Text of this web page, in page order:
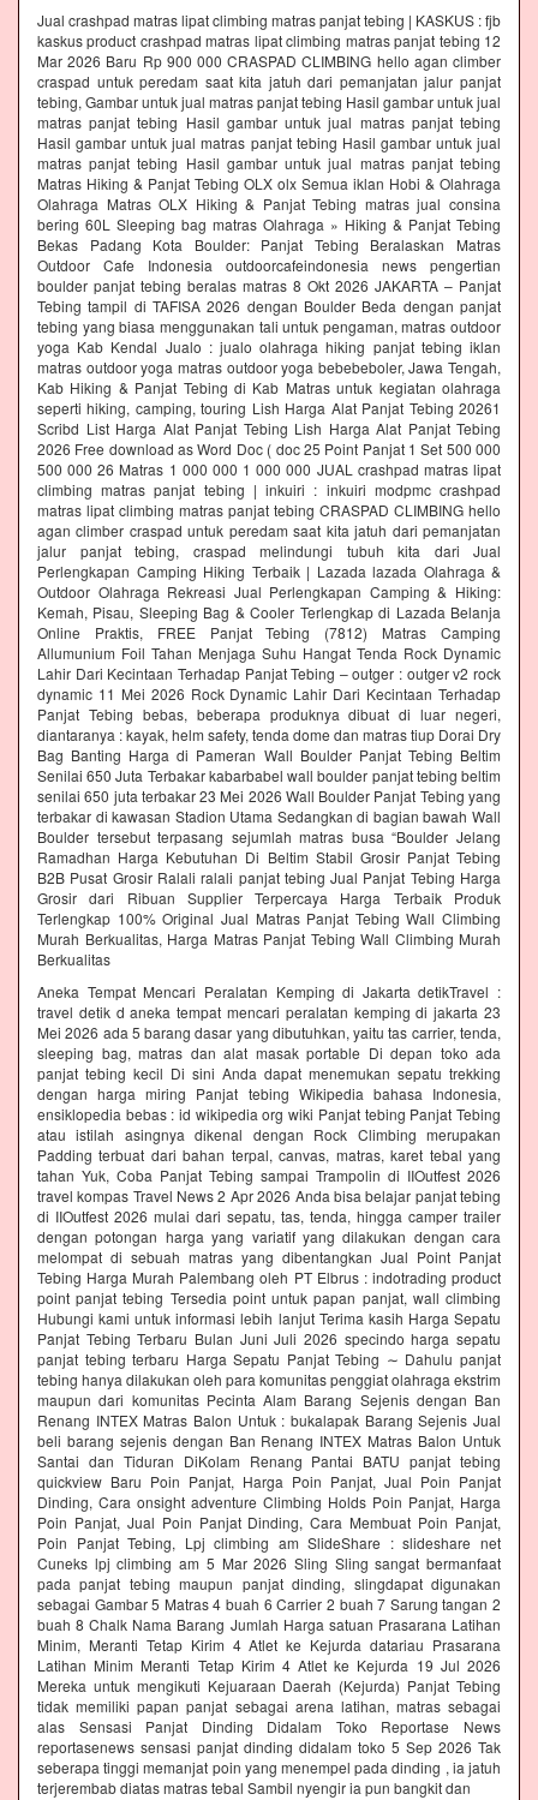
Jual crashpad matras lipat climbing matras panjat tebing | KASKUS : fjb
kaskus product crashpad matras lipat climbing matras panjat tebing 12
Mar 2026 Baru Rp 900 000 CRASPAD CLIMBING hello agan climber
craspad untuk peredam saat kita jatuh dari pemanjatan jalur panjat
tebing, Gambar untuk jual matras panjat tebing Hasil gambar untuk jual
matras panjat tebing Hasil gambar untuk jual matras panjat tebing
Hasil gambar untuk jual matras panjat tebing Hasil gambar untuk jual
matras panjat tebing Hasil gambar untuk jual matras panjat tebing
Matras Hiking & Panjat Tebing OLX olx Semua iklan Hobi & Olahraga
Olahraga Matras OLX Hiking & Panjat Tebing matras jual consina
bering 60L Sleeping bag matras Olahraga » Hiking & Panjat Tebing
Bekas Padang Kota Boulder: Panjat Tebing Beralaskan Matras
Outdoor Cafe Indonesia outdoorcafeindonesia news pengertian
boulder panjat tebing beralas matras 8 Okt 2026 JAKARTA – Panjat
Tebing tampil di TAFISA 2026 dengan Boulder Beda dengan panjat
tebing yang biasa menggunakan tali untuk pengaman, matras outdoor
yoga Kab Kendal Jualo : jualo olahraga hiking panjat tebing iklan
matras outdoor yoga matras outdoor yoga bebebeboler, Jawa Tengah,
Kab Hiking & Panjat Tebing di Kab Matras untuk kegiatan olahraga
seperti hiking, camping, touring Lish Harga Alat Panjat Tebing 20261
Scribd List Harga Alat Panjat Tebing Lish Harga Alat Panjat Tebing
2026 Free download as Word Doc ( doc 25 Point Panjat 1 Set 500 000
500 000 26 Matras 1 000 000 1 000 000 JUAL crashpad matras lipat
climbing matras panjat tebing | inkuiri : inkuiri modpmc crashpad
matras lipat climbing matras panjat tebing CRASPAD CLIMBING hello
agan climber craspad untuk peredam saat kita jatuh dari pemanjatan
jalur panjat tebing, craspad melindungi tubuh kita dari Jual
Perlengkapan Camping Hiking Terbaik | Lazada lazada Olahraga &
Outdoor Olahraga Rekreasi Jual Perlengkapan Camping & Hiking:
Kemah, Pisau, Sleeping Bag & Cooler Terlengkap di Lazada Belanja
Online Praktis, FREE Panjat Tebing (7812) Matras Camping
Allumunium Foil Tahan Menjaga Suhu Hangat Tenda Rock Dynamic
Lahir Dari Kecintaan Terhadap Panjat Tebing – outger : outger v2 rock
dynamic 11 Mei 2026 Rock Dynamic Lahir Dari Kecintaan Terhadap
Panjat Tebing bebas, beberapa produknya dibuat di luar negeri,
diantaranya : kayak, helm safety, tenda dome dan matras tiup Dorai Dry
Bag Banting Harga di Pameran Wall Boulder Panjat Tebing Beltim
Senilai 650 Juta Terbakar kabarbabel wall boulder panjat tebing beltim
senilai 650 juta terbakar 23 Mei 2026 Wall Boulder Panjat Tebing yang
terbakar di kawasan Stadion Utama Sedangkan di bagian bawah Wall
Boulder tersebut terpasang sejumlah matras busa “Boulder Jelang
Ramadhan Harga Kebutuhan Di Beltim Stabil Grosir Panjat Tebing
B2B Pusat Grosir Ralali‎ ralali panjat tebing‎ Jual Panjat Tebing Harga
Grosir dari Ribuan Supplier Terpercaya Harga Terbaik Produk
Terlengkap 100% Original Jual Matras Panjat Tebing Wall Climbing
Murah Berkualitas, Harga Matras Panjat Tebing Wall Climbing Murah
Berkualitas
Aneka Tempat Mencari Peralatan Kemping di Jakarta detikTravel :
travel detik d aneka tempat mencari peralatan kemping di jakarta 23
Mei 2026 ada 5 barang dasar yang dibutuhkan, yaitu tas carrier, tenda,
sleeping bag, matras dan alat masak portable Di depan toko ada
panjat tebing kecil Di sini Anda dapat menemukan sepatu trekking
dengan harga miring Panjat tebing Wikipedia bahasa Indonesia,
ensiklopedia bebas : id wikipedia org wiki Panjat tebing Panjat Tebing
atau istilah asingnya dikenal dengan Rock Climbing merupakan
Padding terbuat dari bahan terpal, canvas, matras, karet tebal yang
tahan Yuk, Coba Panjat Tebing sampai Trampolin di IIOutfest 2026
travel kompas Travel News 2 Apr 2026 Anda bisa belajar panjat tebing
di IIOutfest 2026 mulai dari sepatu, tas, tenda, hingga camper trailer
dengan potongan harga yang variatif yang dilakukan dengan cara
melompat di sebuah matras yang dibentangkan Jual Point Panjat
Tebing Harga Murah Palembang oleh PT Elbrus : indotrading product
point panjat tebing Tersedia point untuk papan panjat, wall climbing
Hubungi kami untuk informasi lebih lanjut Terima kasih Harga Sepatu
Panjat Tebing Terbaru Bulan Juni Juli 2026 specindo harga sepatu
panjat tebing terbaru Harga Sepatu Panjat Tebing ∼ Dahulu panjat
tebing hanya dilakukan oleh para komunitas penggiat olahraga ekstrim
maupun dari komunitas Pecinta Alam Barang Sejenis dengan Ban
Renang INTEX Matras Balon Untuk : bukalapak Barang Sejenis Jual
beli barang sejenis dengan Ban Renang INTEX Matras Balon Untuk
Santai dan Tiduran DiKolam Renang Pantai BATU panjat tebing
quickview Baru Poin Panjat, Harga Poin Panjat, Jual Poin Panjat
Dinding, Cara onsight adventure Climbing Holds Poin Panjat, Harga
Poin Panjat, Jual Poin Panjat Dinding, Cara Membuat Poin Panjat,
Poin Panjat Tebing, Lpj climbing am SlideShare : slideshare net
Cuneks lpj climbing am 5 Mar 2026 Sling Sling sangat bermanfaat
pada panjat tebing maupun panjat dinding, slingdapat digunakan
sebagai Gambar 5 Matras 4 buah 6 Carrier 2 buah 7 Sarung tangan 2
buah 8 Chalk Nama Barang Jumlah Harga satuan Prasarana Latihan
Minim, Meranti Tetap Kirim 4 Atlet ke Kejurda datariau Prasarana
Latihan Minim Meranti Tetap Kirim 4 Atlet ke Kejurda 19 Jul 2026
Mereka untuk mengikuti Kejuaraan Daerah (Kejurda) Panjat Tebing
tidak memiliki papan panjat sebagai arena latihan, matras sebagai
alas Sensasi Panjat Dinding Didalam Toko Reportase News
reportasenews sensasi panjat dinding didalam toko 5 Sep 2026 Tak
seberapa tinggi memanjat poin yang menempel pada dinding , ia jatuh
terjerembab diatas matras tebal Sambil nyengir ia pun bangkit dan